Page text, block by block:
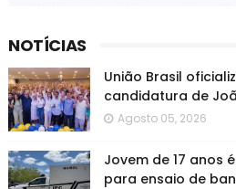
NOTÍCIAS
União Brasil
candidatura de
Agosto 05, 2026
Jovem de 17 anos
para ensaio de